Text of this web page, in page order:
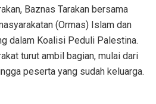
Baznas Tarakan bersama
(Ormas) Islam dan
dalam Koalisi Peduli Palestina.
turut ambil bagian, mulai dari
peserta yang sudah keluarga.